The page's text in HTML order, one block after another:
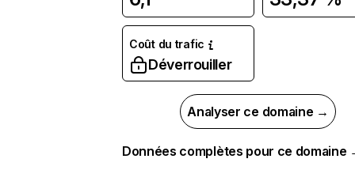
Coût du trafic
Déverrouiller
Analyser ce domaine →
Données complètes pour ce domaine